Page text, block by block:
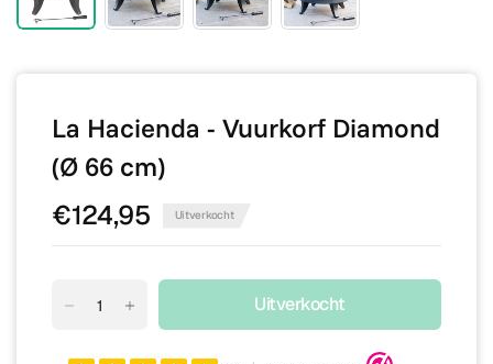
La Hacienda - Vuurkorf Diamond
(Ø 66 cm)
€124,95 Uitverkocht
Uitverkocht